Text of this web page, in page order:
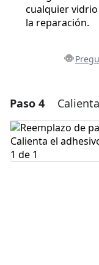
cualquier
la reparación.
Agregar
Paso 4